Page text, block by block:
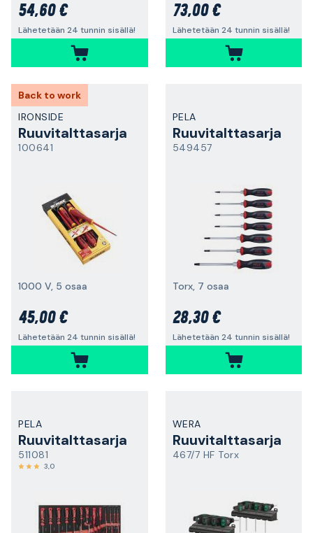
54,60 €
Lähetetään 24 tunnin sisällä!
73,00 €
Lähetetään 24 tunnin sisällä!
Back to work
IRONSIDE
Ruuvitalttasarja
100641
1000 V, 5 osaa
45,00 €
Lähetetään 24 tunnin sisällä!
PELA
Ruuvitalttasarja
549457
Torx, 7 osaa
28,30 €
Lähetetään 24 tunnin sisällä!
PELA
Ruuvitalttasarja
511081
3,0
WERA
Ruuvitalttasarja
467/7 HF Torx